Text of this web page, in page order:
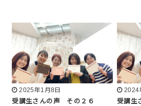
2025年1月8日
受講生さんの声 その２６
2024
受講生